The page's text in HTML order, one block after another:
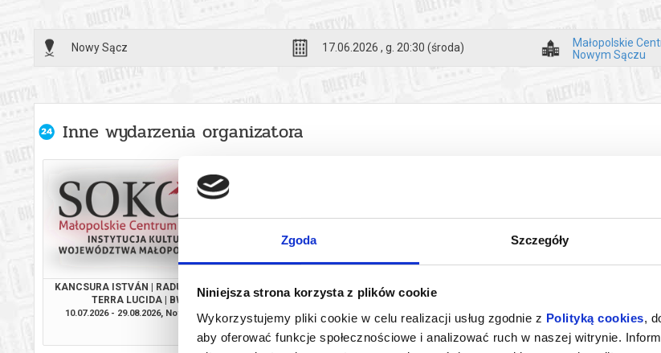
Zgoda Szczegóły
Niniejsza strona korzysta z plików cookie
Wykorzystujemy pliki cookie w celu realizacji usług zgodnie z Polityką cookies,
aby oferować funkcje społecznościowe i analizować ruch w naszej witrynie.
Nowy Sącz 17.06.2026 , g. 20:30 (środa)
Małopolskie
Nowym Sączu
Inne wydarzenia organizatora
KANCSURA ISTVÁN | RADU ŞERBAN |
TERRA LUCIDA | BWA
10.07.2026 - 29.08.2026, Nowy Sącz
SPIDER-MAN. CAŁKIEM NOWY DZIEŃ -
2D DUBBING
08.08.2026, Nowy Sącz
kup bilet
08.08.2026, Nowy Sącz
kup bilet